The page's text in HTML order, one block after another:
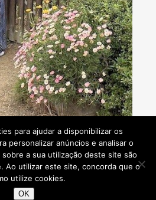
- Agente de Viagens
Comigo © 2026
para ajudar a disponibilizar os
personalizar anúncios e analisar o
a sua utilização deste site são
Ao utilizar este site, concorda que o
utilize cookies.
OK